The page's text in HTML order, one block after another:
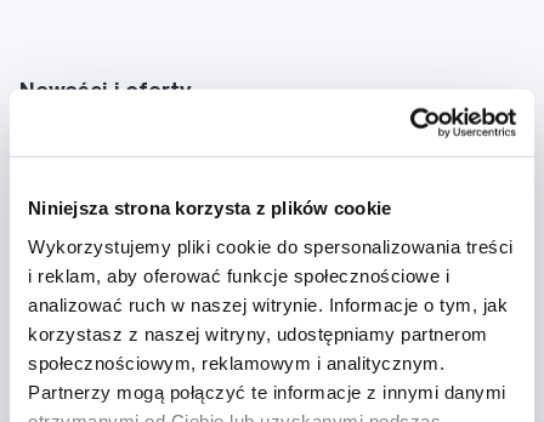
Niniejsza strona korzysta z plików cookie
Wykorzystujemy pliki cookie do spersonalizowania treści
i reklam, aby oferować funkcje społecznościowe i
analizować ruch w naszej witrynie. Informacje o tym, jak
korzystasz z naszej witryny, udostępniamy partnerom
społecznościowym, reklamowym i analitycznym.
Partnerzy mogą połączyć te informacje z innymi danymi
Nowości i oferty
Chcę otrzymywać informacje o nowościach i ofertach specjalnych i
wyrażam zgodę na
przetwarzanie danych osobowych